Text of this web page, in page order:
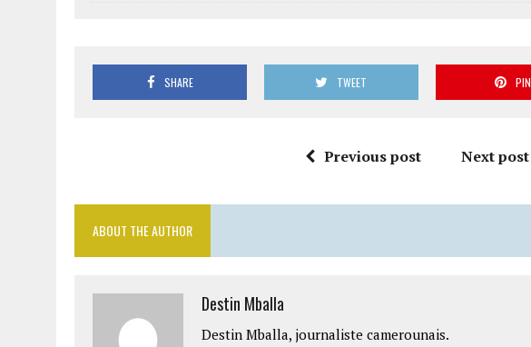
SHARE TWEET PIN
Previous post Next post
ABOUT THE AUTHOR
Destin Mballa
Destin Mballa, journaliste camerounais.